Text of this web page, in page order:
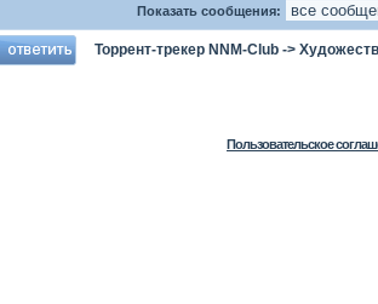
Показать сообщения:
Торрент-трекер NNM-Club ->
Пользовательское